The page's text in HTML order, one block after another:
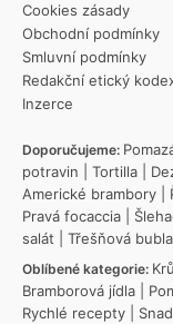
Cookies zásady
Obchodní podmínky
Smluvní podmínky
Redakční etický
Inzerce
Doporučujeme:
potravin
Tortilla
Americké brambory
Pravá focaccia
salát
Třešňová
Oblíbené kategorie:
Bramborová jídla
Rychlé recepty